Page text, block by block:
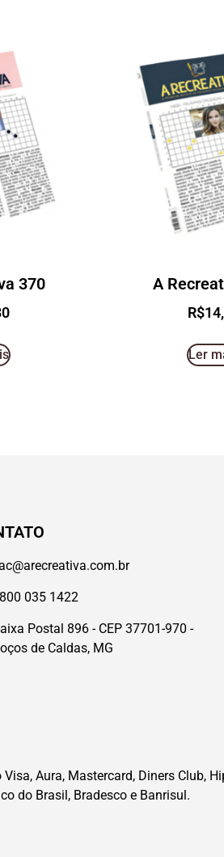
370 A
R$
Ler
035 1422
Postal 896 - CEP 37701-970 -
de Caldas, MG
Aura, Mastercard, Diners Club,
do Brasil, Bradesco e Banrisul.